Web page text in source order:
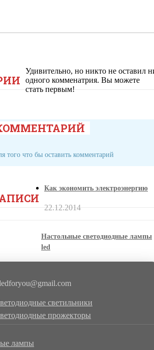
Удивительно, но никто не оставил
одного комменатрия. Вы можете
стать первым!
того что бы оставить комментарий
Как экономить электроэнергию
22.12.2014
Настольные светодиодные лампы
led
светильники
прожекторы
лампы